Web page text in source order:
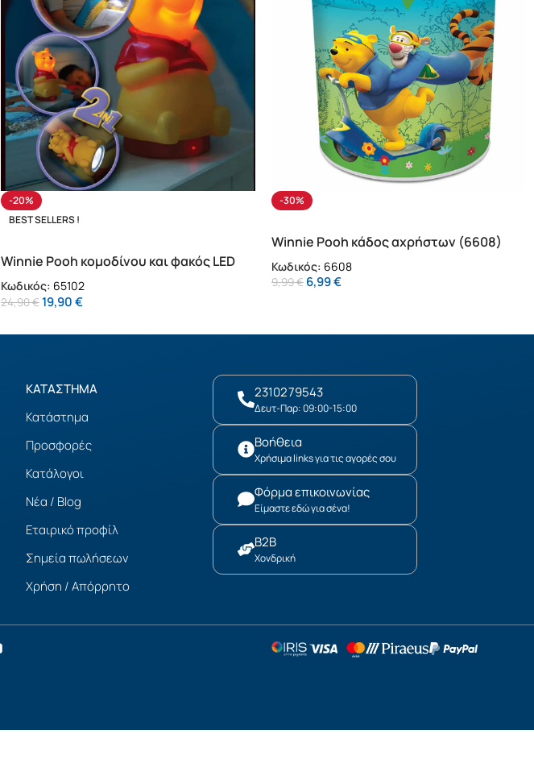
-20%
BEST SELLERS !
Winnie Pooh κομοδίνου και φακός LED
(65102)
Κωδικός: 65102
24,90€19,90€
-30%
Winnie Pooh κάδος αχρήστων (6608)
Κωδικός: 6608
9,99€ 6,99€
ΚΑΤΑΣΤΗΜΑ
Κατάστημα
Προσφορές
Κατάλογοι
Νέα / Blog
Εταιρικό προφίλ
Σημεία πωλήσεων
Χρήση / Απόρρητο
2310279543
Δευτ-Παρ: 09:00-15:00
Βοήθεια
Χρήσιμα links για τις αγορές σου
Φόρμα επικοινωνίας
Είμαστε εδώ για σένα!
B2B
Χονδρική